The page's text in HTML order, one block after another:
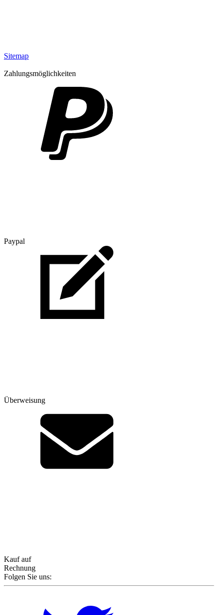
Sitemap
Zahlungsmöglichkeiten
Paypal
Überweisung
Kauf auf
Rechnung
Folgen Sie uns: